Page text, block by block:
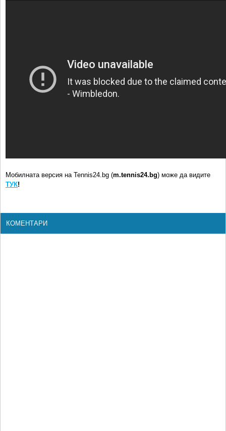
Мобилната версия на Tennis24.bg (m.tennis24.bg) може да видите
ТУК!
КОМЕНТАРИ